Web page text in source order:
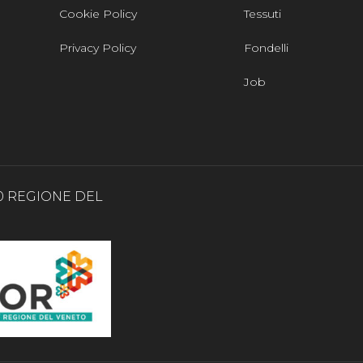
Cookie Policy
Privacy Policy
Tessuti
Fondelli
Job
REGIONE DEL